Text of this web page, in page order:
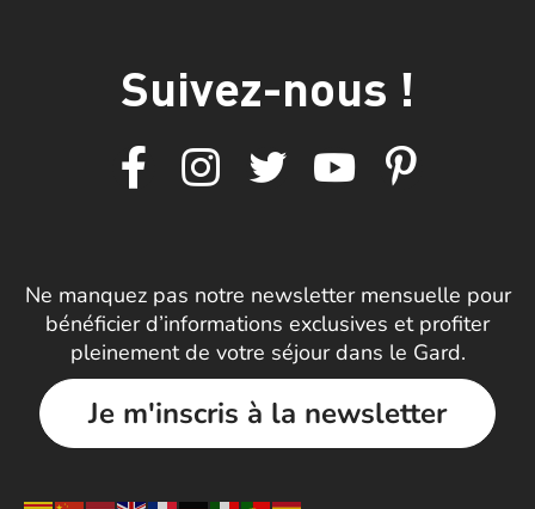
Suivez-nous !
Ne manquez pas notre newsletter mensuelle pour
bénéficier d’informations exclusives et profiter
pleinement de votre séjour dans le Gard.
Je m'inscris à la newsletter